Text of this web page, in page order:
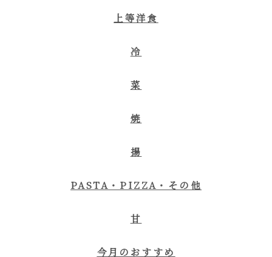
上等洋食
冷
菜
焼
揚
PASTA・PIZZA・その他
甘
今月のおすすめ